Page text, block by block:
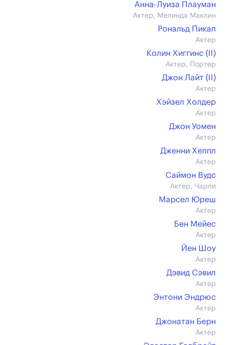
Анна-Луиза Плауман
Актер, Мелинда Маклин
Рональд Пикап
Актер
Колин Хиггинс (II)
Актер, Портер
Джон Лайт (II)
Актер
Хэйзел Холдер
Актер
Джон Уомен
Актер
Дженни Хеппл
Актер
Саймон Вудс
Актер, Чарли
Марсел Юреш
Актер
Бен Мейес
Актер
Йен Шоу
Актер
Дэвид Сэвил
Актер
Энтони Эндрюс
Актер
Джонатан Берн
Актер